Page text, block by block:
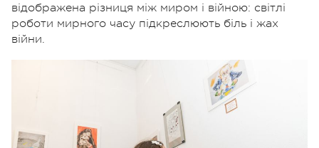
відображена різниця між миром і війною: світлі
роботи мирного часу підкреслюють біль і жах
війни.